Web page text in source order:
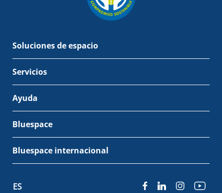
Soluciones de espacio
Servicios
Ayuda
Bluespace
Bluespace internacional
ES